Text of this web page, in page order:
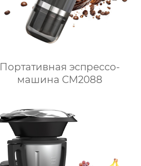
Портативная эспрессо-
машина CM2088